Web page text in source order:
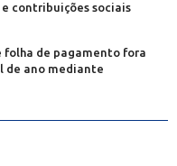
contribuições sociais
folha de pagamento fora
de ano mediante